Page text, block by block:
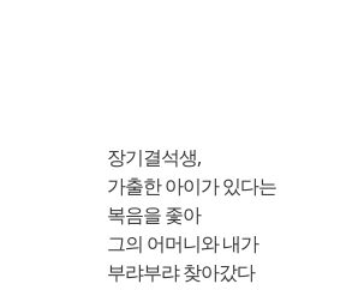
장기결석생,
가출한 아이가 있다는
복음을 좇아
그의 어머니와 내가
부랴부랴 찾아갔다